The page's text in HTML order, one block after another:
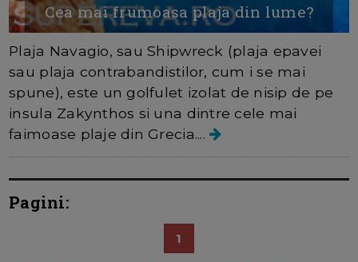
Cea mai frumoasa plaja din lume?
Plaja Navagio, sau Shipwreck (plaja epavei
sau plaja contrabandistilor, cum i se mai
spune), este un golfulet izolat de nisip de pe
insula Zakynthos si una dintre cele mai
faimoase plaje din Grecia....
Pagini:
1